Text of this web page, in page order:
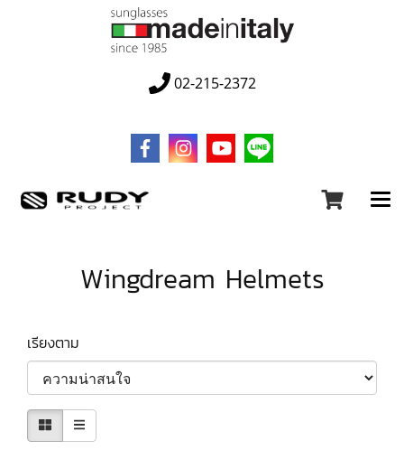
02-215-2372
Wingdream Helmets
เรียงตาม